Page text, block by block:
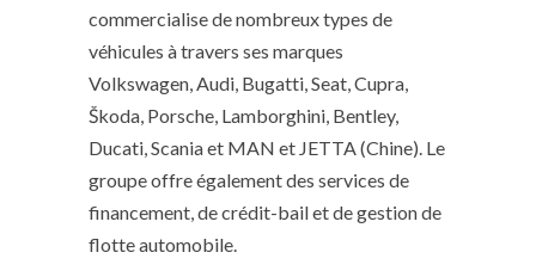
commercialise de nombreux types de
véhicules à travers ses marques
Volkswagen, Audi, Bugatti, Seat, Cupra,
Škoda, Porsche, Lamborghini, Bentley,
Ducati, Scania et MAN et JETTA (Chine). Le
groupe offre également des services de
financement, de crédit-bail et de gestion de
flotte automobile.